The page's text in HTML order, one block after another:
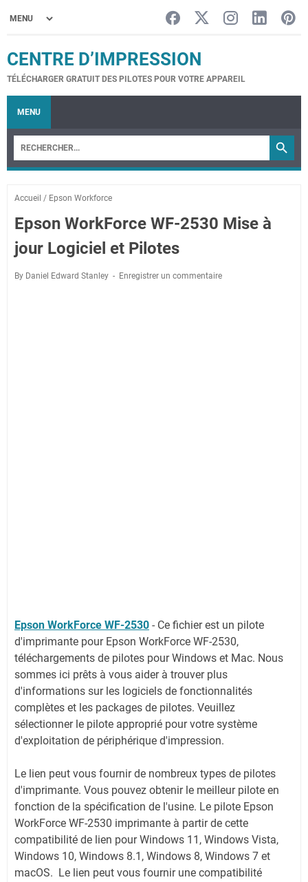
CENTRE D’IMPRESSION
TÉLÉCHARGER GRATUIT DES PILOTES POUR VOTRE APPAREIL
MENU
Accueil / Epson Workforce
Epson WorkForce WF-2530 Mise à
jour Logiciel et Pilotes
By Daniel Edward Stanley Enregistrer un commentaire
Epson WorkForce WF-2530 - Ce fichier est un pilote
d'imprimante pour Epson WorkForce WF-2530,
téléchargements de pilotes pour Windows et Mac. Nous
sommes ici prêts à vous aider à trouver plus
d'informations sur les logiciels de fonctionnalités
complètes et les packages de pilotes. Veuillez
sélectionner le pilote approprié pour votre système
d'exploitation de périphérique d'impression.
Le lien peut vous fournir de nombreux types de pilotes
d'imprimante. Vous pouvez obtenir le meilleur pilote en
fonction de la spécification de l'usine. Le pilote Epson
WorkForce WF-2530 imprimante à partir de cette
compatibilité de lien pour Windows 11, Windows Vista,
Windows 10, Windows 8.1, Windows 8, Windows 7 et
macOS. Le lien peut vous fournir une compatibilité